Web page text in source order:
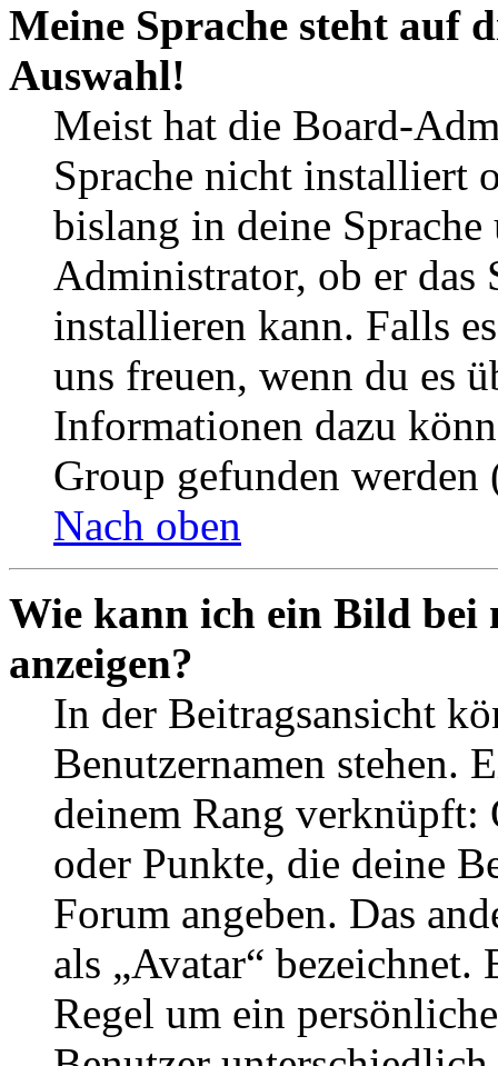
Meine Sprache steht auf
Auswahl!
Meist hat die Board-
Sprache nicht installiert
bislang in deine
Administrator, ob er das
installieren kann. Falls
uns freuen, wenn du es
Informationen dazu
Group gefunden
Nach oben
Wie kann ich ein Bild bei
anzeigen?
In der Beitragsansicht
Benutzernamen stehen.
deinem Rang verknüpft:
oder Punkte, die deine
Forum angeben. Das
als „Avatar“
Regel um ein